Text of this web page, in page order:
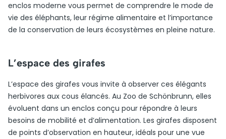
enclos moderne vous permet de comprendre le mode de
vie des éléphants, leur régime alimentaire et l’importance
de la conservation de leurs écosystèmes en pleine nature.
L’espace des girafes
L’espace des girafes vous invite à observer ces élégants
herbivores aux cous élancés. Au Zoo de Schönbrunn, elles
évoluent dans un enclos conçu pour répondre à leurs
besoins de mobilité et d’alimentation. Les girafes disposent
de points d’observation en hauteur, idéals pour une vue